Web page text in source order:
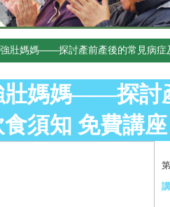
壯媽媽——探討產前產後的常見病症
壯媽媽——探討
食須知 免費講座